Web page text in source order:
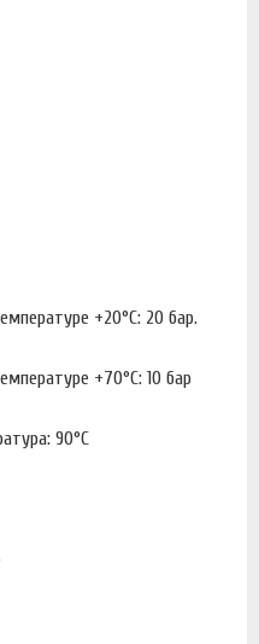
+20°С: 20 бар.
+70°С: 10 бар
90°С